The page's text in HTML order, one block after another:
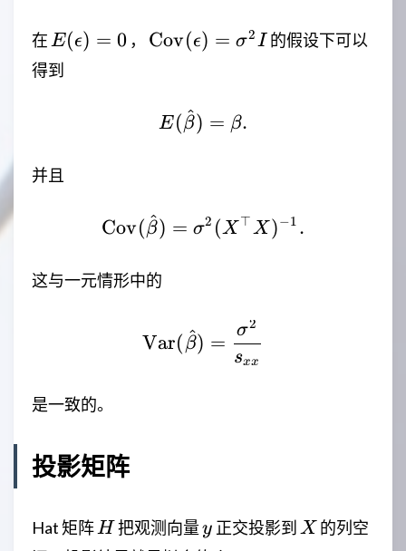
在 E(\epsilon)=0
E(ϵ) = 0 ， \mathrm{Cov}
Cov(ϵ) = σ2I 的假设下可以
得到
E(β
^) = β.
并且
Cov(β
^) = σ2 (X⊤X)−1 .
这与一元情形中的
Var(β
^) =
sxx
σ2
是一致的。
投影矩阵
Hat 矩阵 H
H把观测向量y
y 正交投影到 X
X 的列空